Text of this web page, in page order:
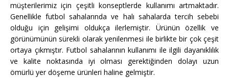
müşterilerimiz için çeşitli konseptlerde kullanımı artmaktadır.
Genellikle futbol sahalarında ve halı sahalarda tercih sebebi
olduğu için gelişimi oldukça ilerlemiştir. Ürünün özellik ve
görünümünün sürekli olarak yenilenmesi ile birlikte bir çok çeşit
ortaya çıkmıştır. Futbol sahalarının kullanımı ile ilgili dayanıklılık
ve kalite noktasında iyi olması gerektiğinden dolayı uzun
ömürlü yer döşeme ürünleri haline gelmiştir.